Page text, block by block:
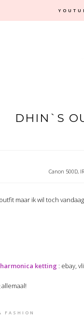
DHIN`S
Canon 500D,
maar ik wil toch
harmonica ketting : ebay,
FASHION